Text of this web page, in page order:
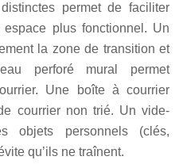
permet de faciliter
espace plus fonctionnel. Un
la zone de transition et
perforé mural permet
Une boîte à courrier
courrier non trié. Un vide-
objets personnels (clés,
qu’ils ne traînent.